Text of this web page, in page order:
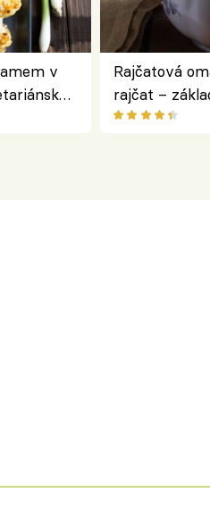
v
Rajčatová
rajčat –